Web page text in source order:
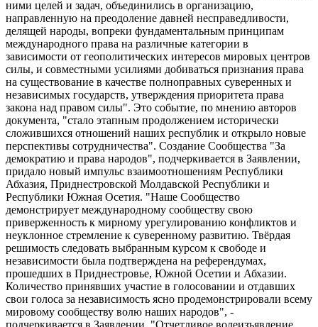
ними целей и задач, объединились в организацию,
направленную на преодоление давней несправедливости,
делящей народы, вопреки фундаментальным принципам
международного права на различные категории в
зависимости от геополитических интересов мировых центров
силы, и совместными усилиями добиваться признания права
на существование в качестве полноправных суверенных и
независимых государств, утверждения приоритета права
закона над правом силы". Это событие, по мнению авторов
документа, "стало этапным продолжением исторически
сложившихся отношений наших республик и открыло новые
перспективы сотрудничества". Создание Сообщества "За
демократию и права народов", подчеркивается в Заявлении,
придало новый импульс взаимоотношениям Республики
Абхазия, Приднестровской Молдавской Республики и
Республики Южная Осетия. "Наше Сообщество
демонстрирует международному сообществу свою
приверженность к мирному урегулированию конфликтов и
неуклонное стремление к суверенному развитию. Твёрдая
решимость следовать выбранным курсом к свободе и
независимости была подтверждена на референдумах,
прошедших в Приднестровье, Южной Осетии и Абхазии.
Количество принявших участие в голосовании и отдавших
свои голоса за независимость ясно продемонстрировали всему
мировому сообществу волю наших народов", -
подчеркивается в Заявлении. "Отчетливое волеизъявление